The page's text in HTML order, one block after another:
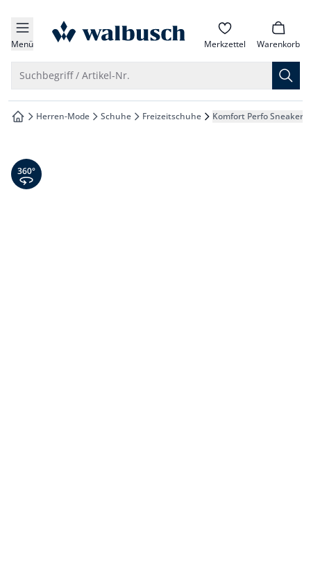
springen
springen
springen
springen
Menü zur Startseite Merkzettel Warenkorb
Suchbegriff / Artikel-Nr.
zur Startseite
Herren-Mode Schuhe Freizeitschuhe Komfort Perfo Sneaker
360° Ansicht